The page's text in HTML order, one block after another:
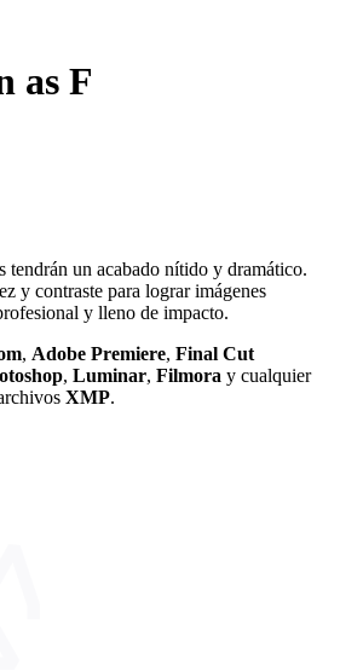
as F
tendrán un acabado nítido y dramático.
y contraste para lograr imágenes
y lleno de impacto.
, Adobe Premiere, Final Cut
, Luminar, Filmora y cualquier
XMP.